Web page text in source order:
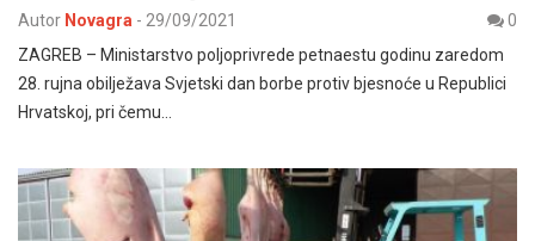
Autor Novagra - 29/09/2021
0
ZAGREB – Ministarstvo poljoprivrede petnaestu godinu zaredom
28. rujna obilježava Svjetski dan borbe protiv bjesnoće u Republici
Hrvatskoj, pri čemu…